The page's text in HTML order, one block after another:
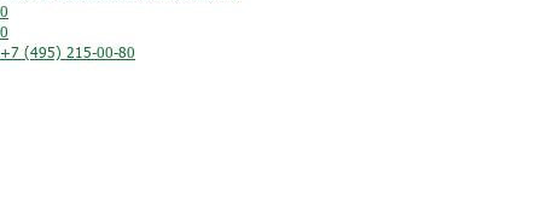
0
0
+7 (495) 215-00-80